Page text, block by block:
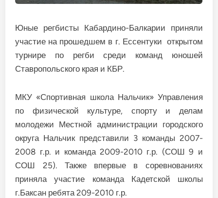
Юные регбисты Кабардино-Балкарии приняли
участие на прошедшем в г. Ессентуки открытом
турнире по регби среди команд юношей
Ставропольского края и КБР.
МКУ «Спортивная школа Нальчик» Управления
по физической культуре, спорту и делам
молодежи Местной администрации городского
округа Нальчик представили 3 команды 2007-
2008 г.р. и команда 2009-2010 г.р. (СОШ 9 и
СОШ 25). Также впервые в соревнованиях
приняла участие команда Кадетской школы
г.Баксан ребята 209-2010 г.р.